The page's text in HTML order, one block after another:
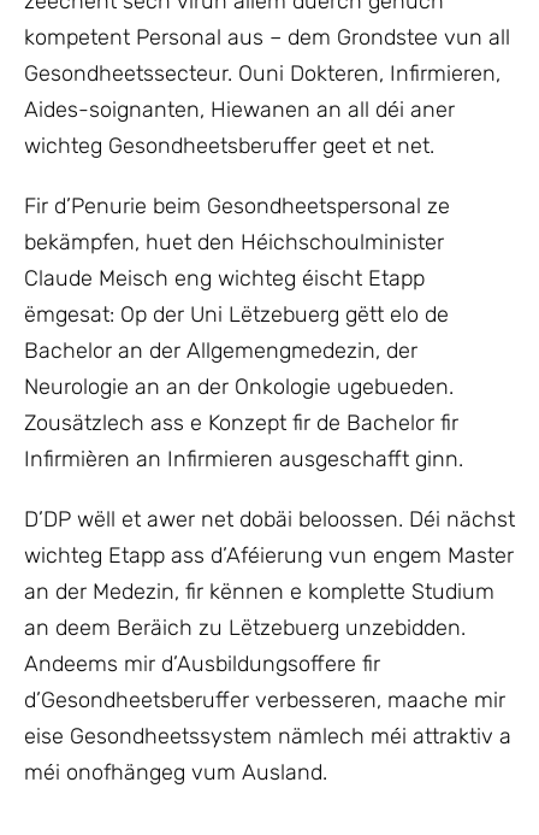
kompetent Personal aus – dem Grondstee vun all
Gesondheetssecteur. Ouni Dokteren, Infirmieren,
Aides-soignanten, Hiewanen an all déi aner
wichteg Gesondheetsberuffer geet et net.
Fir d’Penurie beim Gesondheetspersonal ze
bekämpfen, huet den Héichschoulminister
Claude Meisch eng wichteg éischt Etapp
ëmgesat: Op der Uni Lëtzebuerg gëtt elo de
Bachelor an der Allgemengmedezin, der
Neurologie an an der Onkologie ugebueden.
Zousätzlech ass e Konzept fir de Bachelor fir
Infirmièren an Infirmieren ausgeschafft ginn.
D’DP wëll et awer net dobäi beloossen. Déi nächst
wichteg Etapp ass d’Aféierung vun engem Master
an der Medezin, fir kënnen e komplette Studium
an deem Beräich zu Lëtzebuerg unzebidden.
Andeems mir d’Ausbildungsoffere fir
d’Gesondheetsberuffer verbesseren, maache mir
eise Gesondheetssystem nämlech méi attraktiv a
méi onofhängeg vum Ausland.